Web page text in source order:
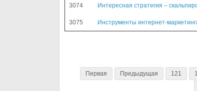
3074 Интересная стратегия –
3075 Инструменты интернет-
Первая Предыдущая 121